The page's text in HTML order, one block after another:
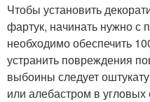
Чтобы установить
фартук, начинать нужно с
необходимо обеспечить
устранить повреждения
выбоины следует
или алебастром в угловых